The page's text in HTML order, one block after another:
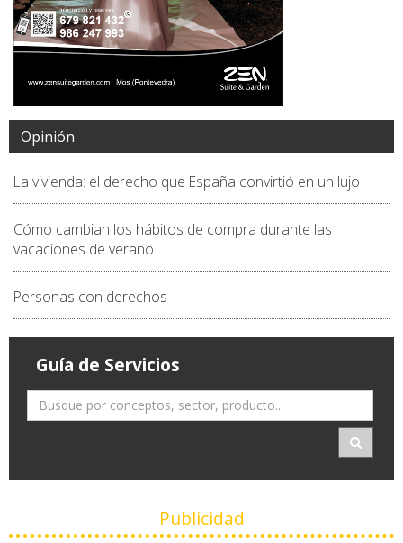
Opinión
La vivienda: el derecho que España convirtió en un lujo
Cómo cambian los hábitos de compra durante las
vacaciones de verano
Personas con derechos
Guía de Servicios
Publicidad